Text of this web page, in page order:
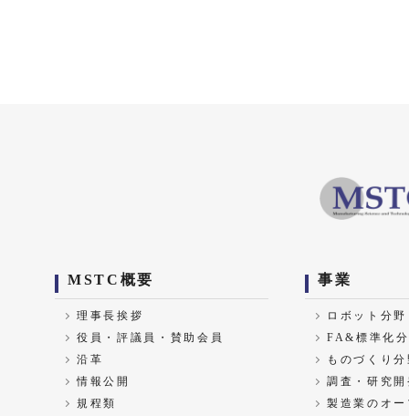
MSTC概要
理事長挨拶
役員・評議員・賛助会員
沿革
情報公開
規程類
事業
ロボット分野
FA&標準化
ものづくり
調査・研究
製造業のオ